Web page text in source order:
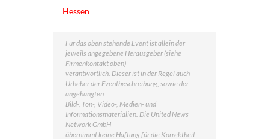
Hessen
Für das oben stehende Event ist allein der
jeweils angegebene Herausgeber (siehe
Firmenkontakt oben)
verantwortlich. Dieser ist in der Regel auch
Urheber der Eventbeschreibung, sowie der
angehängten
Bild-, Ton-, Video-, Medien- und
Informationsmaterialien. Die United News
Network GmbH
übernimmt keine Haftung für die Korrektheit